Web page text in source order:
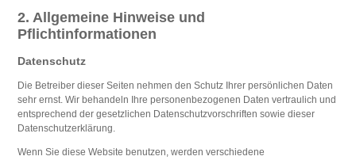
2. Allgemeine Hinweise und
Pflichtinformationen
Datenschutz
Die Betreiber dieser Seiten nehmen den Schutz Ihrer persönlichen Daten
sehr ernst. Wir behandeln Ihre personenbezogenen Daten vertraulich und
entsprechend der gesetzlichen Datenschutzvorschriften sowie dieser
Datenschutzerklärung.
Wenn Sie diese Website benutzen, werden verschiedene